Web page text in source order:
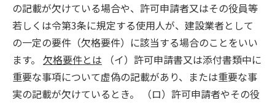
の記載が欠けている場合や、許可申請者又はその役員等
若しくは令第3条に規定する使用人が、建設業者として
の一定の要件（欠格要件）に該当する場合のことをいい
ます。 欠格要件とは （イ）許可申請書又は添付書類中に
重要な事項について虚偽の記載があり、または重要な事
実の記載が欠けているとき。 （ロ）許可申請者やその役